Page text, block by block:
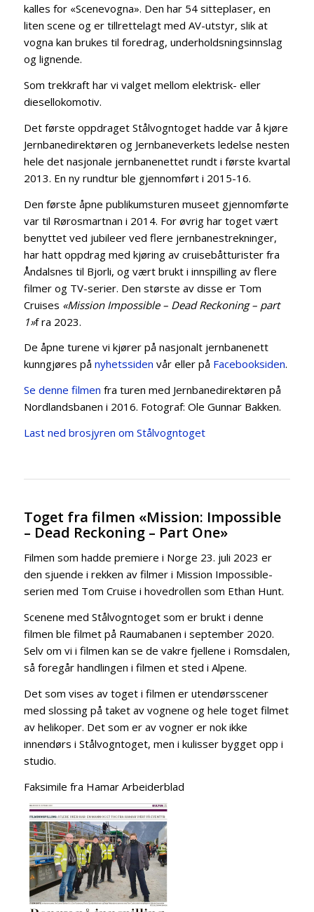
kalles for «Scenevogna». Den har 54 sitteplaser, en
liten scene og er tillrettelagt med AV-utstyr, slik at
vogna kan brukes til foredrag, underholdsningsinnslag
og lignende.
Som trekkraft har vi valget mellom elektrisk- eller
diesellokomotiv.
Det første oppdraget Stålvogntoget hadde var å kjøre
Jernbanedirektøren og Jernbaneverkets ledelse nesten
hele det nasjonale jernbanenettet rundt i første kvartal
2013. En ny rundtur ble gjennomført i 2015-16.
Den første åpne publikumsturen museet gjennomførte
var til Rørosmartnan i 2014. For øvrig har toget vært
benyttet ved jubileer ved flere jernbanestrekninger,
har hatt oppdrag med kjøring av cruisebåtturister fra
Åndalsnes til Bjorli, og vært brukt i innspilling av flere
filmer og TV-serier. Den største av disse er Tom
Cruises «Mission Impossible – Dead Reckoning – part
1»f ra 2023.
De åpne turene vi kjører på nasjonalt jernbanenett
kunngjøres på nyhetssiden vår eller på Facebooksiden.
Se denne filmen fra turen med Jernbanedirektøren på
Nordlandsbanen i 2016. Fotograf: Ole Gunnar Bakken.
Last ned brosjyren om Stålvogntoget
Toget fra filmen «Mission: Impossible
– Dead Reckoning – Part One»
Filmen som hadde premiere i Norge 23. juli 2023 er
den sjuende i rekken av filmer i Mission Impossible-
serien med Tom Cruise i hovedrollen som Ethan Hunt.
Scenene med Stålvogntoget som er brukt i denne
filmen ble filmet på Raumabanen i september 2020.
Selv om vi i filmen kan se de vakre fjellene i Romsdalen,
så foregår handlingen i filmen et sted i Alpene.
Det som vises av toget i filmen er utendørsscener
med slossing på taket av vognene og hele toget filmet
av helikoper. Det som er av vogner er nok ikke
innendørs i Stålvogntoget, men i kulisser bygget opp i
studio.
Faksimile fra Hamar Arbeiderblad